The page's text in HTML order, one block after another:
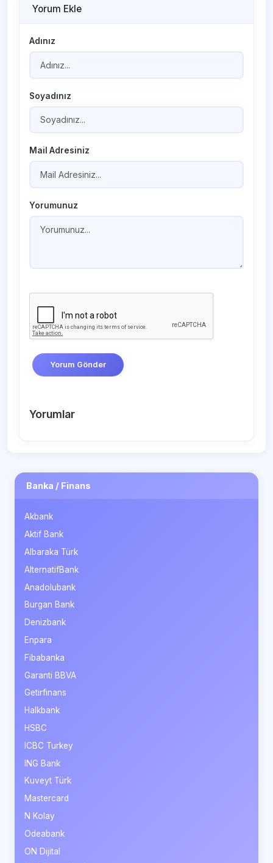
Yorum Ekle
Adınız
Soyadınız
Mail Adresiniz
Yorumunuz
Yorum Gönder
Yorumlar
Banka / Finans
Akbank
Aktif Bank
Albaraka Türk
AlternatifBank
Anadolubank
Burgan Bank
Denizbank
Enpara
Fibabanka
Garanti BBVA
Getirfinans
Halkbank
HSBC
ICBC Turkey
ING Bank
Kuveyt Türk
Mastercard
N Kolay
Odeabank
ON Dijital